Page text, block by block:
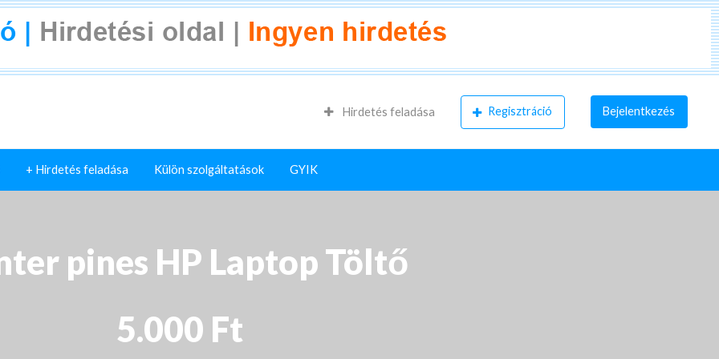
Hirdetés feladása Regisztráció Bejelentkezés
+ Hirdetés feladása Külön szolgáltatások GYIK
pines HP Laptop Töltő
5.000 Ft